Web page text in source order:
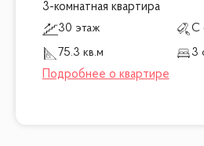
3-комнатная квартира
30 этаж
С
75.3 кв.м
3